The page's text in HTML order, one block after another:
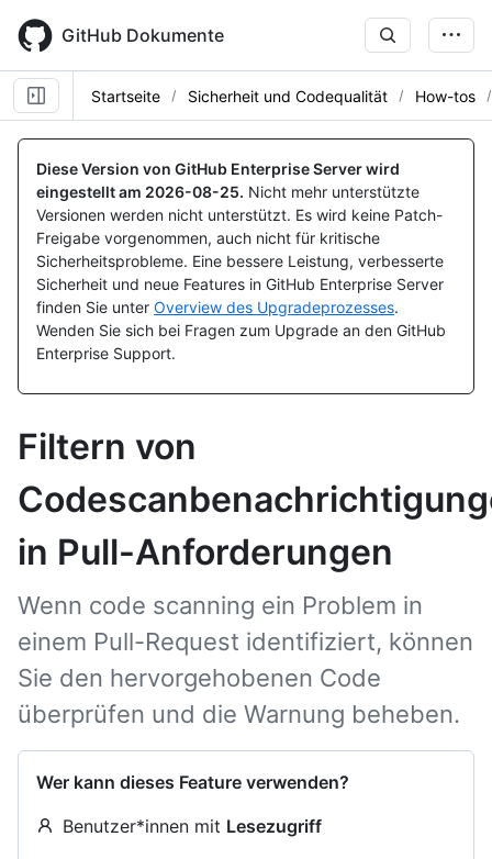
main
content
GitHub Dokumente
Startseite Sicherheit und Codequalität How-tos
Diese Version von GitHub Enterprise Server wird
eingestellt am 2026-08-25. Nicht mehr unterstützte
Versionen werden nicht unterstützt. Es wird keine Patch-
Freigabe vorgenommen, auch nicht für kritische
Sicherheitsprobleme. Eine bessere Leistung, verbesserte
Sicherheit und neue Features in GitHub Enterprise Server
finden Sie unter Overview des Upgradeprozesses.
Wenden Sie sich bei Fragen zum Upgrade an den GitHub
Enterprise Support.
Filtern von
in Pull-Anforderungen
Wenn code scanning ein Problem in
einem Pull-Request identifiziert, können
Sie den hervorgehobenen Code
überprüfen und die Warnung beheben.
Wer kann dieses Feature verwenden?
Benutzer*innen mit Lesezugriff